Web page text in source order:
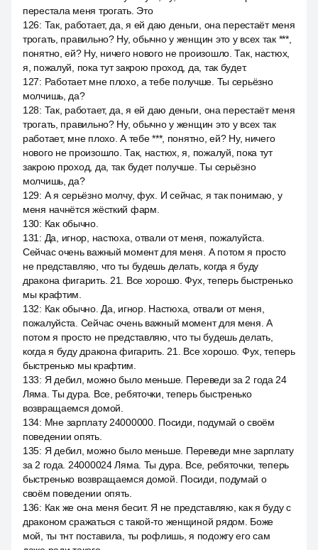
перестала меня трогать. Это
126: Так, работает, да, я ей даю деньги, она перестаёт меня
трогать, правильно? Ну, обычно у женщин это у всех так ***,
понятно, ей? Ну, ничего нового не произошло. Так, настюх,
я, пожалуй, пока тут закрою проход, да, так будет.
127: Работает мне плохо, а тебе получше. Ты серьёзно
молчишь, да?
128: Так, работает, да, я ей даю деньги, она перестаёт меня
трогать, правильно? Ну, обычно у женщин это у всех так
работает, мне плохо. А тебе ***, понятно, ей? Ну, ничего
нового не произошло. Так, настюх, я, пожалуй, пока тут
закрою проход, да, так будет получше. Ты серьёзно
молчишь, да?
129: А я серьёзно молчу, фух. И сейчас, я так понимаю, у
меня начнётся жёсткий фарм.
130: Как обычно.
131 : Да, игнор, настюха, отвали от меня, пожалуйста.
Сейчас очень важный момент для меня. А потом я просто
не представляю, что ты будешь делать, когда я буду
дракона фигарить. 21. Все хорошо. Фух, теперь быстренько
мы крафтим.
132: Как обычно. Да, игнор. Настюха, отвали от меня,
пожалуйста. Сейчас очень важный момент для меня. А
потом я просто не представляю, что ты будешь делать,
когда я буду дракона фигарить. 21. Все хорошо. Фух, теперь
быстренько мы крафтим.
133: Я дебил, можно было меньше. Переведи за 2 года 24
Ляма. Ты дура. Все, ребяточки, теперь быстренько
возвращаемся домой.
134: Мне зарплату 24000000. Посиди, подумай о своём
поведении опять.
135: Я дебил, можно было меньше. Переведи мне зарплату
за 2 года. 24000024 Ляма. Ты дура. Все, ребяточки, теперь
быстренько возвращаемся домой. Посиди, подумай о
своём поведении опять.
136: Как же она меня бесит. Я не представляю, как я буду с
драконом сражаться с такой-то женщиной рядом. Боже
мой, ты тнт поставила, ты рофлишь, я подожгу его сам